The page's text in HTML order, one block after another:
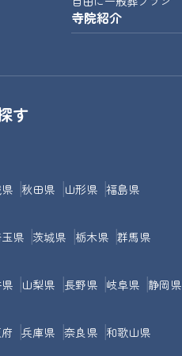
寺院紹介
す
秋田県 山形県 福島県
県 茨城県 栃木県 群馬県
山梨県 長野県 岐阜県 静岡県
兵庫県 奈良県 和歌山県